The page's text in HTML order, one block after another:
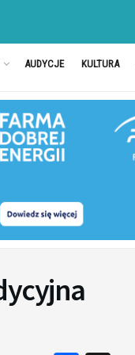
AUDYCJE KULTURA